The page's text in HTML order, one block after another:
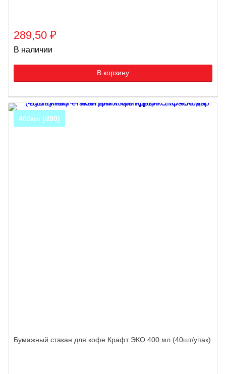
289,50 ₽
В наличии
В корзину
400мл (d90)
Бумажный стакан для кофе Крафт ЭКО 400 мл (40шт/упак)